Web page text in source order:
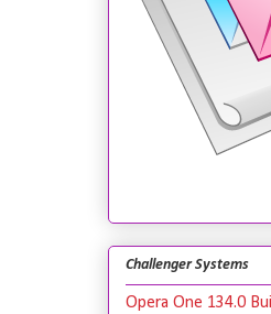
Challenger Systems
Opera One 134.0